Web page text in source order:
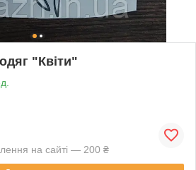
"Квіти"
на сайті — 200 ₴